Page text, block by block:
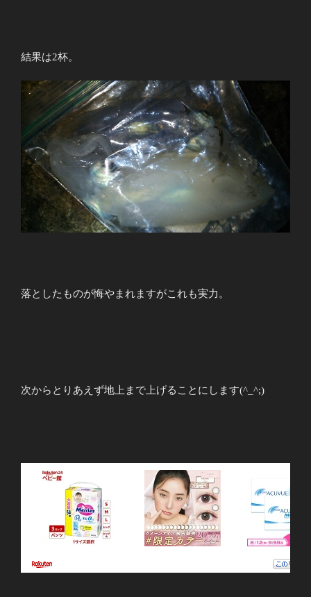
結果は2杯。
落としたものが悔やまれますがこれも実力。
次からとりあえず地上まで上げることにします(^_^;)